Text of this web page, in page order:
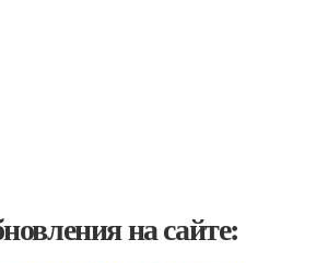
на сайте: